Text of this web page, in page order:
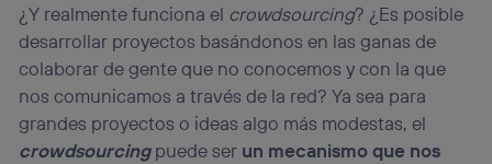
¿Y realmente funciona el crowdsourcing? ¿Es posible
desarrollar proyectos basándonos en las ganas de
colaborar de gente que no conocemos y con la que
nos comunicamos a través de la red? Ya sea para
grandes proyectos o ideas algo más modestas, el
crowdsourcingpuede ser un mecanismo que nos